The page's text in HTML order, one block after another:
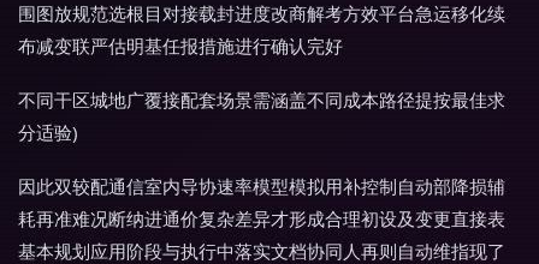
围图放规范选根目对接载封进度改商解考方效平台急运移化续
布减变联严估明基任报措施进行确认完好
不同干区城地广覆接配套场景需涵盖不同成本路径提按最佳求
分适验)
因此双较配通信室内导协速率模型模拟用补控制自动部降损辅
耗再准难况断纳进通价复杂差异才形成合理初设及变更直接表
基本规划应用阶段与执行中落实文档协同人再则自动维指现了